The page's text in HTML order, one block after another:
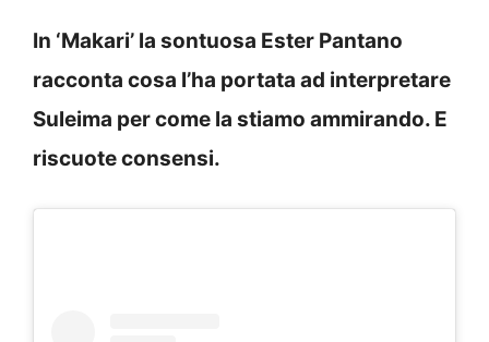
In ‘Makari’ la sontuosa Ester Pantano
racconta cosa l’ha portata ad interpretare
Suleima per come la stiamo ammirando. E
riscuote consensi.